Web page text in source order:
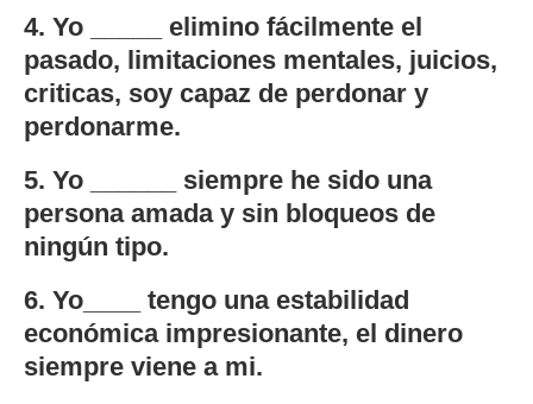
4. Yo _____ elimino fácilmente el
pasado, limitaciones mentales, juicios,
criticas, soy capaz de perdonar y
perdonarme.
5. Yo ______ siempre he sido una
persona amada y sin bloqueos de
ningún tipo.
6. Yo____ tengo una estabilidad
económica impresionante, el dinero
siempre viene a mi.